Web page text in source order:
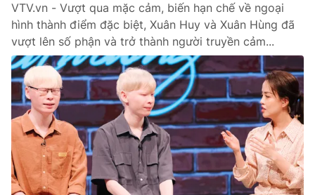
® Cấm sao chép dưới mọi hình thức nếu không có sự chấp
thuận bằng văn bản. Ghi rõ nguồn VTV.vn khi phát hành lại
thông tin từ website này.
VTV.vn - Vượt qua mặc cảm, biến hạn chế về ngoại
hình thành điểm đặc biệt, Xuân Huy và Xuân Hùng đã
vượt lên số phận và trở thành người truyền cảm...